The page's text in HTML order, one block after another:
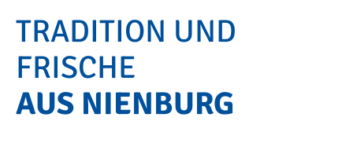
TRADITION UND
FRISCHE
AUS NIENBURG